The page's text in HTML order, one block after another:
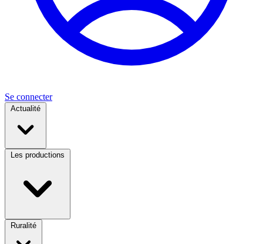
Se connecter
Actualité
Les productions
Ruralité